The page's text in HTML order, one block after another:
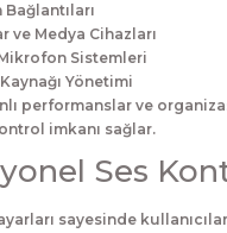
ve Medya Cihazları
Sistemleri
Yönetimi
performanslar ve
imkanı sağlar.
Ses
sayesinde